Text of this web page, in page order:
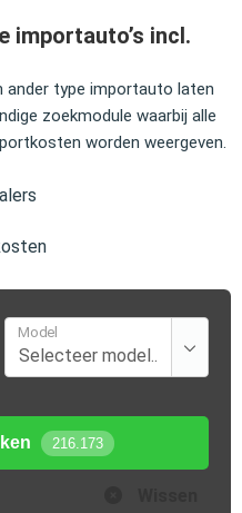
importauto’s incl.
ander type importauto laten
zoekmodule waarbij alle
worden weergeven.
Model
216.173